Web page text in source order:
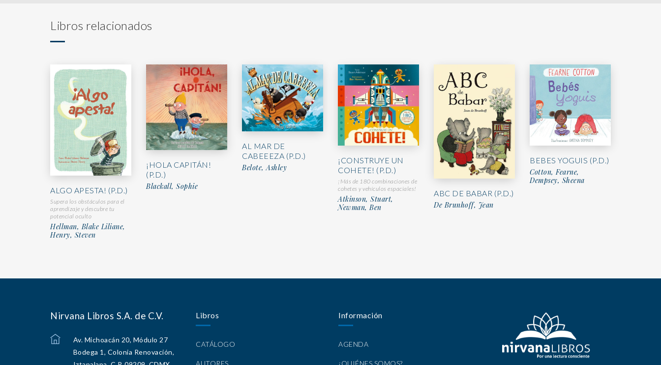
Libros relacionados
ALGO APESTA! (P.D.)
Supera los obstáculos para el
aprendizaje y descubre tu
potencial oculto
Hellman, Blake Liliane,
Henry, Steven
¡HOLA CAPITÁN!
(P.D.)
Blackall, Sophie
AL MAR DE
CABEEEZA (P.D.)
Belote, Ashley
¡CONSTRUYE UN
COHETE! (P.D.)
¡Más de 180 combinaciones de
cohetes y vehículos espaciales!
Atkinson, Stuart,
Newman, Ben
ABC DE BABAR (P.D.)
De Brunhoff, Jean
BEBES YOGUIS (P.D.)
Cotton, Fearne,
Dempsey, Sheena
Nirvana Libros S.A. de C.V.
Av. Michoacán 20, Módulo 27
Bodega 1, Colonia Renovación,
Libros
CATÁLOGO
AUTORES
Información
AGENDA
¿QUIÉNES SOMOS?